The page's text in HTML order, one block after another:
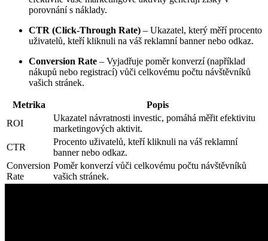
porovnání s náklady.
CTR (Click-Through Rate) – Ukazatel, který měří procento
uživatelů, kteří kliknuli na váš reklamní banner nebo odkaz.
Conversion Rate – Vyjadřuje poměr konverzí (například
nákupů nebo registrací) vůči celkovému počtu návštěvníků
vašich stránek.
Metrika
Popis
ROI
Ukazatel návratnosti investic, pomáhá měřit efektivitu
marketingových aktivit.
CTR
Procento uživatelů, kteří kliknuli na váš reklamní
banner nebo odkaz.
Conversion
Rate
Poměr konverzí vůči celkovému počtu návštěvníků
vašich stránek.